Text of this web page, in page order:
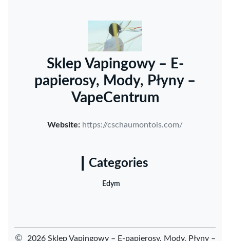
Sklep Vapingowy – E-
papierosy, Mody, Płyny –
VapeCentrum
Website: https://cschaumontois.com/
Categories
Edym
© 2026 Sklep Vapingowy – E-papierosy, Mody, Płyny –